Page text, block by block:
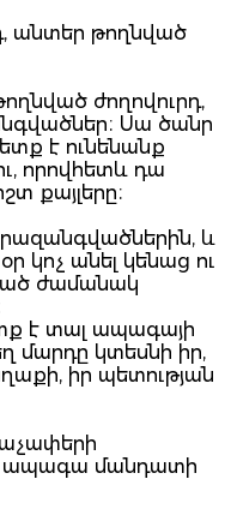
անտեր թողնված
ժողովուրդ,
Սա ծանր
է ունենանք
որովհետև դա
քայլերը։
և
կոչ անել կենաց ու
ժամանակ
է տալ ապագայի
մարդը կտեսնի իր,
իր պետության
ապագա մանդատի